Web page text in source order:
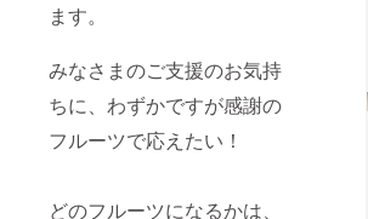
ます。
みなさまのご支援のお気持
ちに、わずかですが感謝の
フルーツで応えたい！
どのフルーツになるかは、